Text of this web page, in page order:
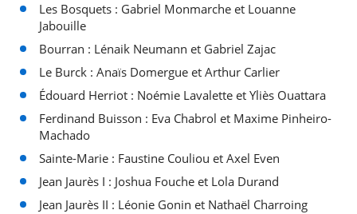
Les Bosquets : Gabriel Monmarche et Louanne
Jabouille
Bourran : Lénaik Neumann et Gabriel Zajac
Le Burck : Anaïs Domergue et Arthur Carlier
Édouard Herriot : Noémie Lavalette et Yliès Ouattara
Ferdinand Buisson : Eva Chabrol et Maxime Pinheiro-
Machado
Sainte-Marie : Faustine Couliou et Axel Even
Jean Jaurès I : Joshua Fouche et Lola Durand
Jean Jaurès II : Léonie Gonin et Nathaël Charroing